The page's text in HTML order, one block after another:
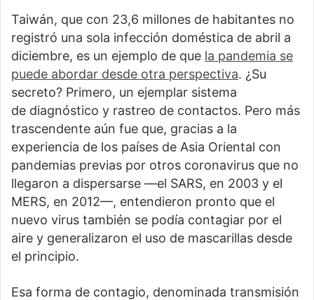
Taiwán, que con 23,6 millones de habitantes no
registró una sola infección doméstica de abril a
diciembre, es un ejemplo de que la pandemia se
puede abordar desde otra perspectiva. ¿Su
secreto? Primero, un ejemplar sistema
de diagnóstico y rastreo de contactos. Pero más
trascendente aún fue que, gracias a la
experiencia de los países de Asia Oriental con
pandemias previas por otros coronavirus que no
llegaron a dispersarse —el SARS, en 2003 y el
MERS, en 2012—, entendieron pronto que el
nuevo virus también se podía contagiar por el
aire y generalizaron el uso de mascarillas desde
el principio.
Esa forma de contagio, denominada transmisión